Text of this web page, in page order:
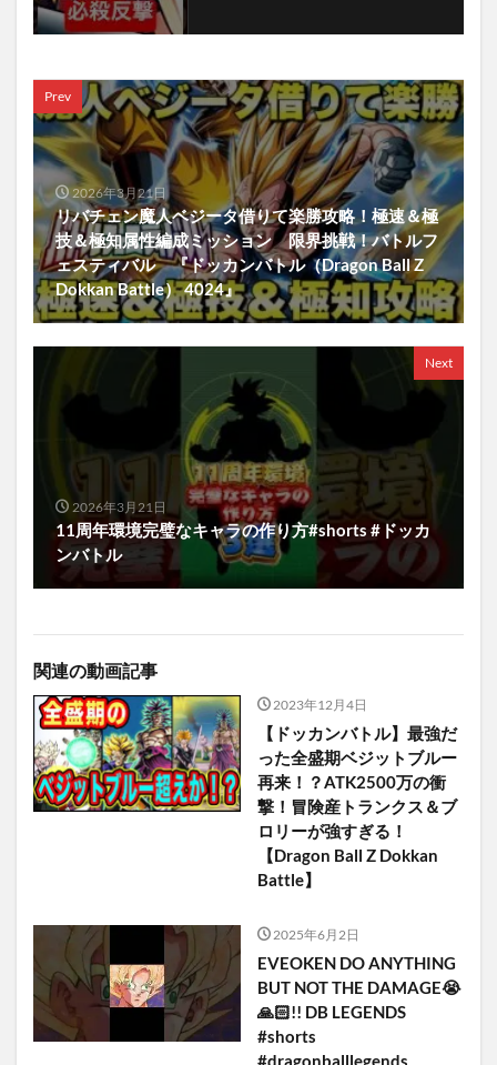
Prev
2026年3月21日
リバチェン魔人ベジータ借りて楽勝攻略！極速＆極
技＆極知属性編成ミッション 限界挑戦！バトルフ
ェスティバル 『ドッカンバトル（Dragon Ball Z
Dokkan Battle） 4024』
Next
2026年3月21日
11周年環境完璧なキャラの作り方#shorts #ドッカ
ンバトル
関連の動画記事
2023年12月4日
【ドッカンバトル】最強だ
った全盛期ベジットブルー
再来！？ATK2500万の衝
撃！冒険産トランクス＆ブ
ロリーが強すぎる！
【Dragon Ball Z Dokkan
Battle】
2025年6月2日
EVEOKEN DO ANYTHING
BUT NOT THE DAMAGE😭
🙏🏻!! DB LEGENDS
#shorts
#dragonballlegends